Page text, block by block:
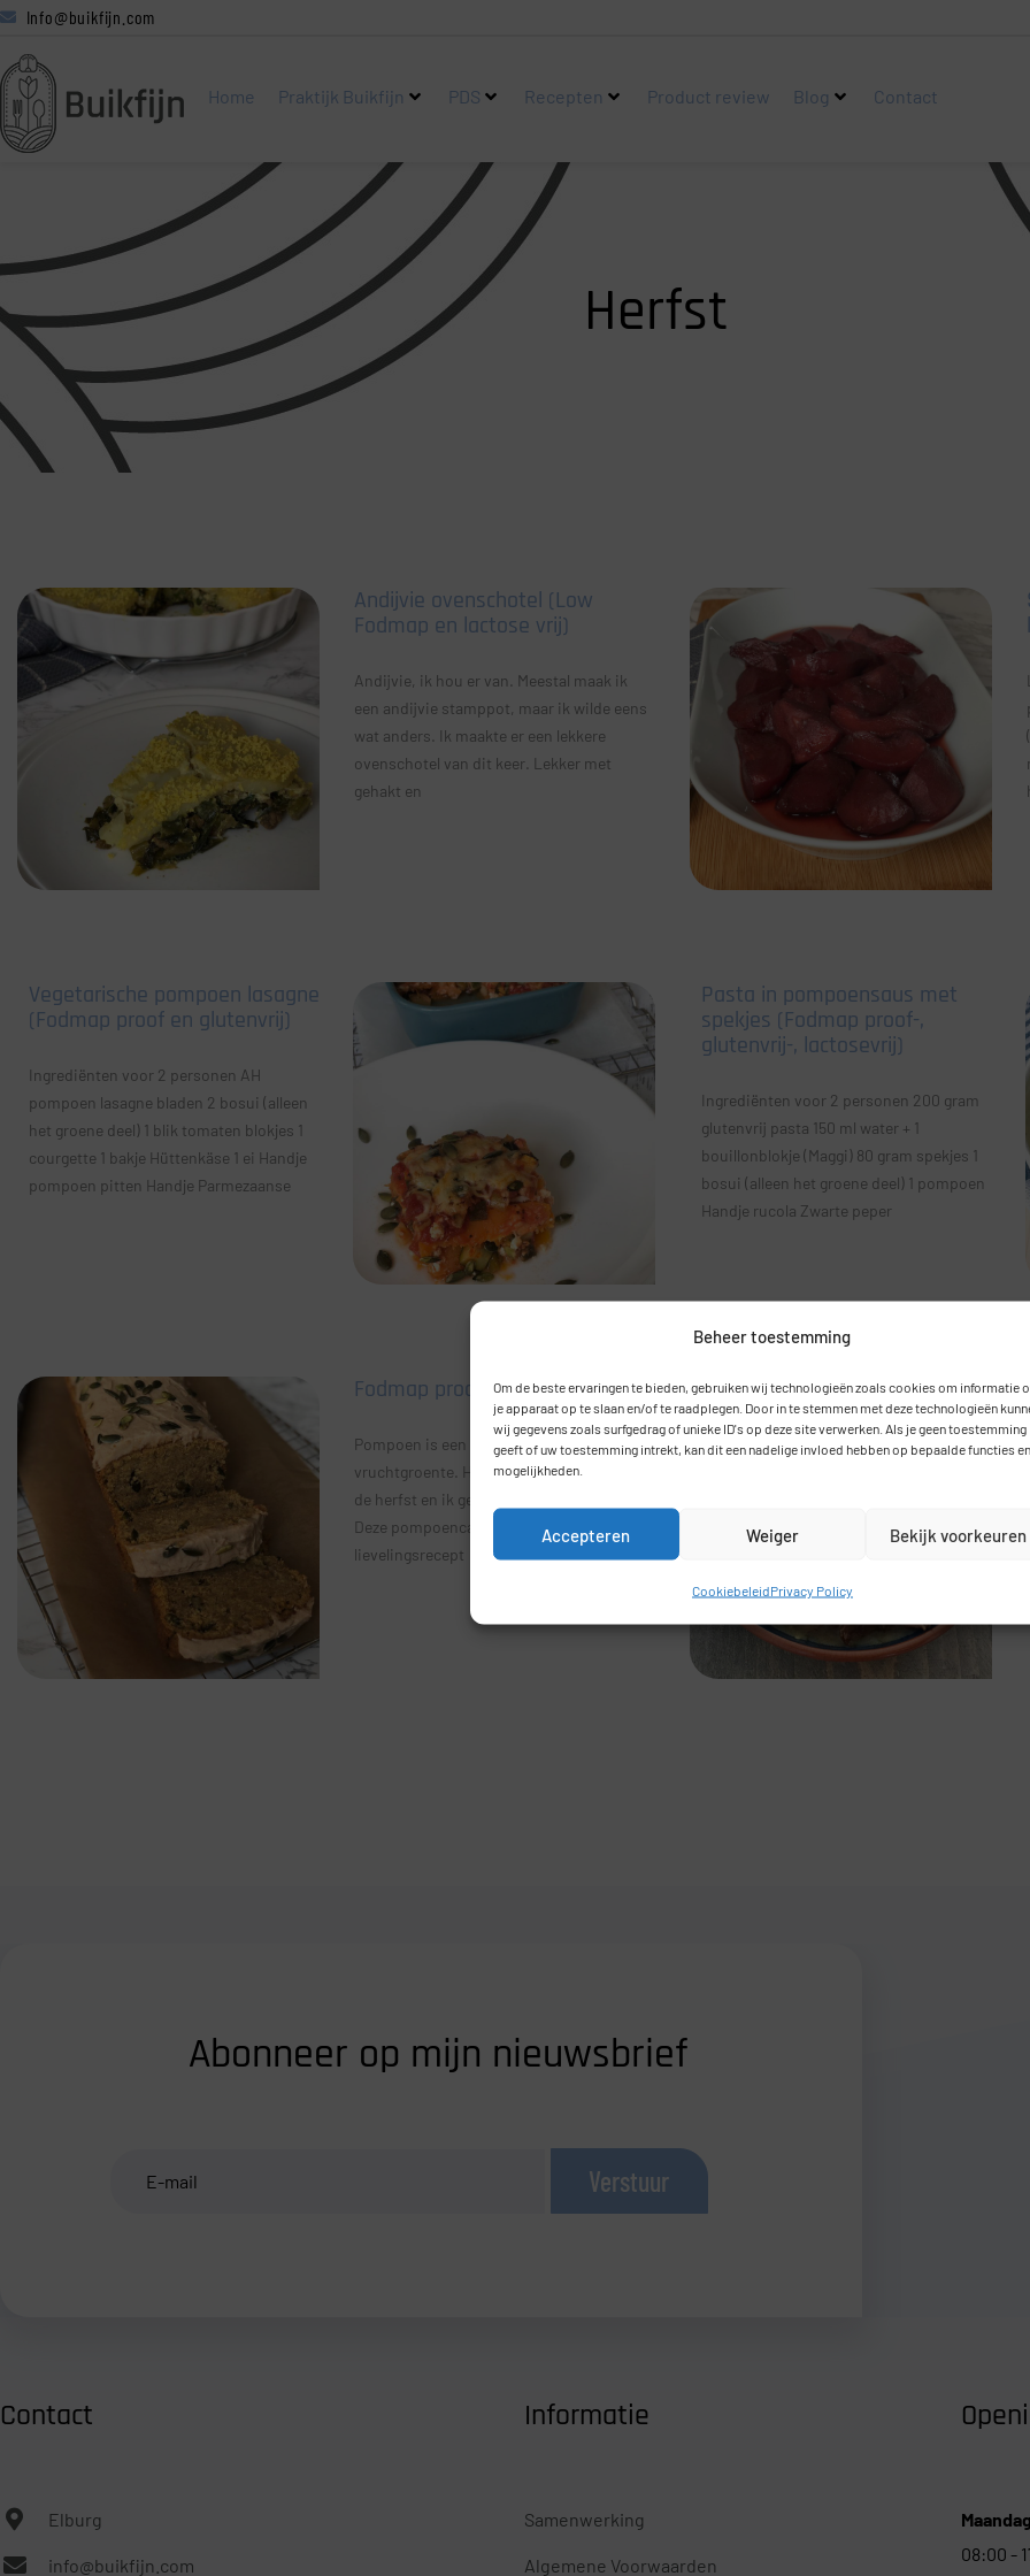
Beheer toestemming
Om de beste ervaringen te bieden, gebruiken wij technologieën zoals cookies om informatie
je apparaat op te slaan en/of te raadplegen. Door in te stemmen met deze technologieën
wij gegevens zoals surfgedrag of unieke ID's op deze site verwerken. Als je geen toestemming
geeft of uw toestemming intrekt, kan dit een nadelige invloed hebben op bepaalde functies en
mogelijkheden.
Accepteren Weiger Bekijk voorkeuren
CookiebeleidPrivacy Policy
Info@buikfijn.com
Home Praktijk Buikfijn PDS Recepten Product review Blog Contact
Herfst
Andijvie ovenschotel (Low
Fodmap en lactose vrij)
Andijvie, ik hou er van. Meestal maak ik
een andijvie stamppot, maar ik wilde eens
wat anders. Ik maakte er een lekkere
ovenschotel van dit keer. Lekker met
gehakt en
Vegetarische pompoen lasagne
(Fodmap proof en glutenvrij)
Ingrediënten voor 2 personen AH
pompoen lasagne bladen 2 bosui (alleen
het groene deel) 1 blik tomaten blokjes 1
courgette 1 bakje Hüttenkäse 1 ei Handje
pompoen pitten Handje Parmezaanse
Pasta in pompoensaus met
spekjes (Fodmap proof-,
glutenvrij-, lactosevrij)
Ingrediënten voor 2 personen 200 gram
glutenvrij pasta 150 ml water + 1
bouillonblokje (Maggi) 80 gram spekjes 1
bosui (alleen het groene deel) 1 pompoen
Handje rucola Zwarte peper
Fodmap proof Pompoen cake
Pompoen is een hele lekkere en gezonde
vruchtgroente. Hij hoort voor mij echt bij
de herfst en ik gebruik hem dan ook veel.
Deze pompoencake is dan ook een
lievelingsrecept
Abonneer op mijn nieuwsbrief
Verstuur
Contact
Elburg
info@buikfijn.com
Informatie
Samenwerking
Algemene Voorwaarden
08:00 -